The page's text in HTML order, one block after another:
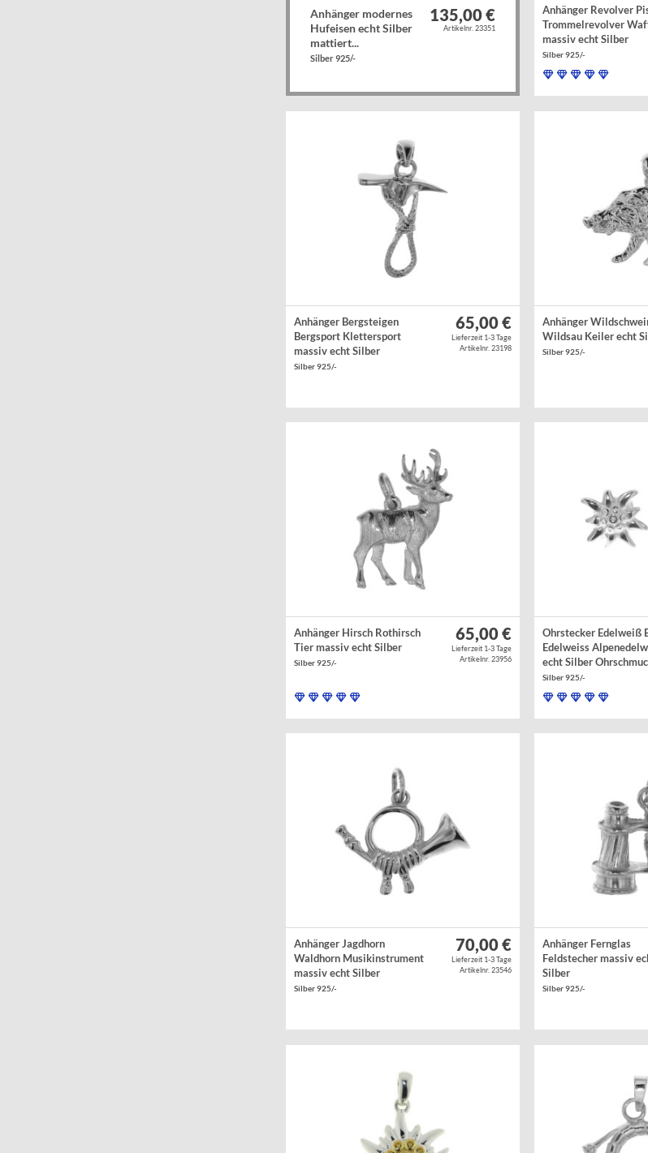
Anhänger modernes
Hufeisen echt Silber
mattiert...
Silber 925/-
135,00 €
Artikelnr. 23351
Anhänger Revolver
Trommelrevolver
massiv echt Silber
Silber 925/-
Anhänger Bergsteigen
Bergsport Klettersport
massiv echt Silber
Silber 925/-
65,00 €
Lieferzeit 1-3 Tage
Artikelnr. 23198
Anhänger
Wildsau Keiler echt
Silber 925/-
Anhänger Hirsch Rothirsch
Tier massiv echt Silber
Silber 925/-
65,00 €
Lieferzeit 1-3 Tage
Artikelnr. 23956
Ohrstecker Edelweiß
Edelweiss
echt Silber
Silber 925/-
Anhänger Jagdhorn
Waldhorn Musikinstrument
massiv echt Silber
Silber 925/-
70,00 €
Lieferzeit 1-3 Tage
Artikelnr. 23546
Anhänger Fernglas
Feldstecher massiv
Silber
Silber 925/-